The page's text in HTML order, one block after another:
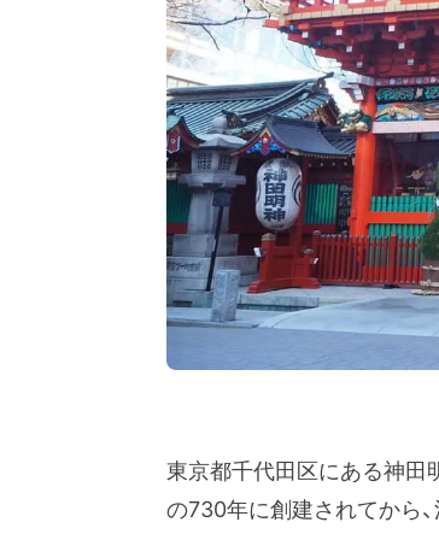
東京都千代田区にある神田
の730年に創建されてから